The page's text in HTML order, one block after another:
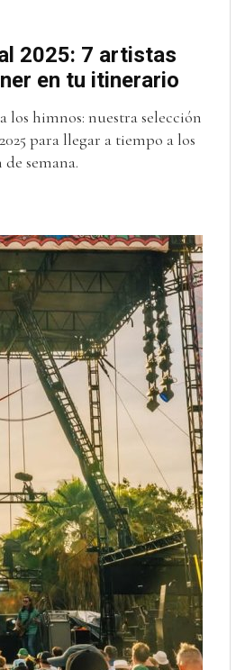
2025: 7 artistas
en tu itinerario
los himnos: nuestra selección
para llegar a tiempo a los
semana.